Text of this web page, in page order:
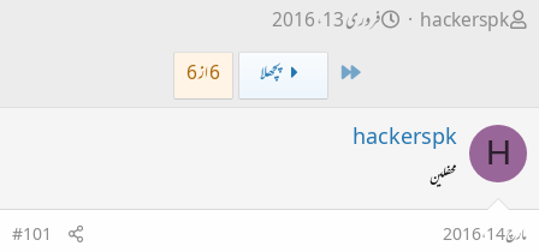
ص
ب
ڑ
ی
hackerspk
تفروری 13، 2016
First
پچھلا 6 از 6
H
hackerspk
محفلین
مارچ 14، 2016
#101